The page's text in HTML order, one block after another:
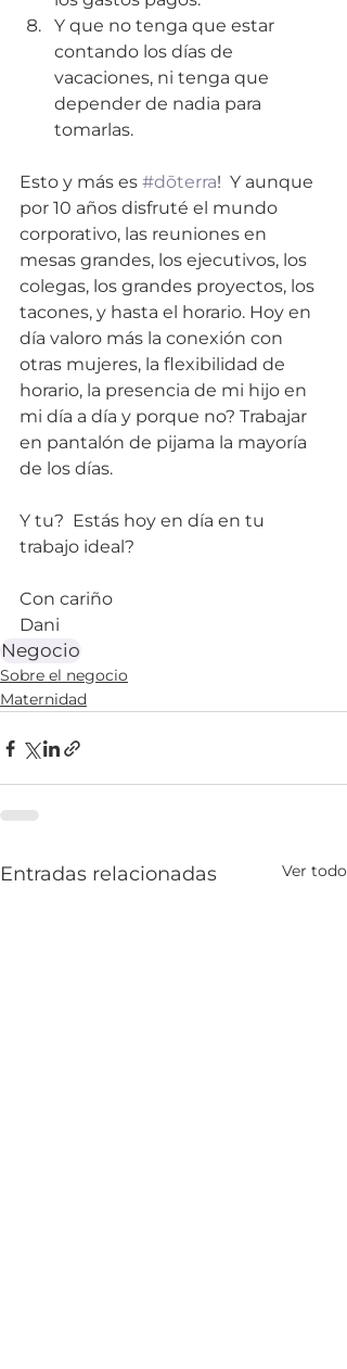
Y que no tenga que estar
contando los días de
vacaciones, ni tenga que
depender de nadia para
tomarlas.
Esto y más es #dōterra!  Y aunque
por 10 años disfruté el mundo
corporativo, las reuniones en
mesas grandes, los ejecutivos, los
colegas, los grandes proyectos, los
tacones, y hasta el horario. Hoy en
día valoro más la conexión con
otras mujeres, la flexibilidad de
horario, la presencia de mi hijo en
mi día a día y porque no? Trabajar
en pantalón de pijama la mayoría
de los días.
Y tu?  Estás hoy en día en tu
trabajo ideal?
Con cariño
Dani
Negocio
Sobre el negocio
Maternidad
Entradas relacionadas Ver todo